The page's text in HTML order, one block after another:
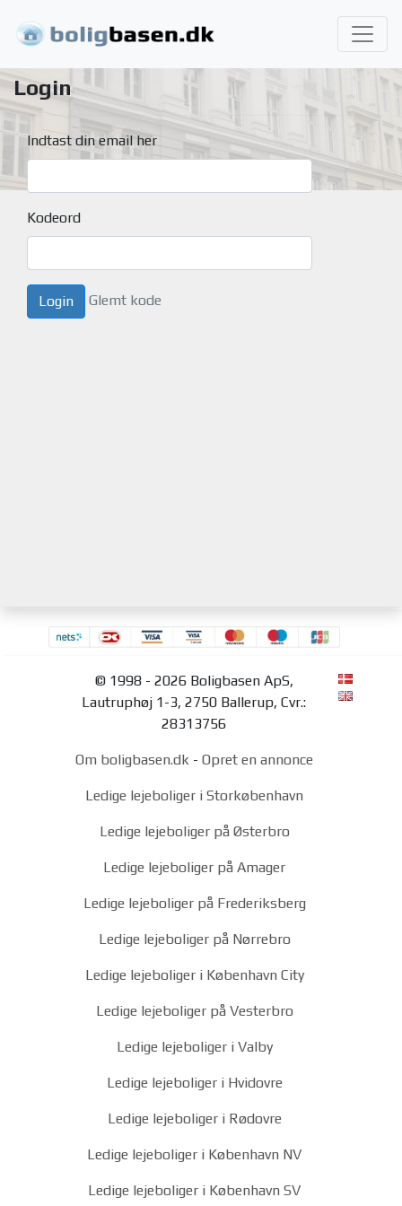
Login
Indtast din email her
Kodeord
Glemt kode
© 1998 - 2026 Boligbasen ApS,
Lautruphøj 1-3, 2750 Ballerup, Cvr.:
28313756
Om boligbasen.dk - Opret en annonce
Ledige lejeboliger i Storkøbenhavn
Ledige lejeboliger på Østerbro
Ledige lejeboliger på Amager
Ledige lejeboliger på Frederiksberg
Ledige lejeboliger på Nørrebro
Ledige lejeboliger i København City
Ledige lejeboliger på Vesterbro
Ledige lejeboliger i Valby
Ledige lejeboliger i Hvidovre
Ledige lejeboliger i Rødovre
Ledige lejeboliger i København NV
Ledige lejeboliger i København SV